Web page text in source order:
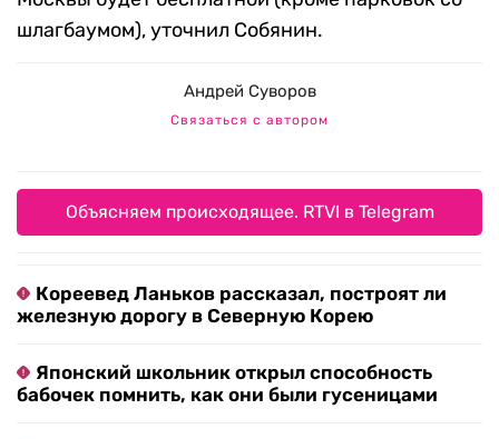
шлагбаумом), уточнил Собянин.
Андрей Суворов
Связаться с автором
Объясняем происходящее. RTVI в Telegram
Кореевед Ланьков рассказал, построят ли
железную дорогу в Северную Корею
Японский школьник открыл способность
бабочек помнить, как они были гусеницами